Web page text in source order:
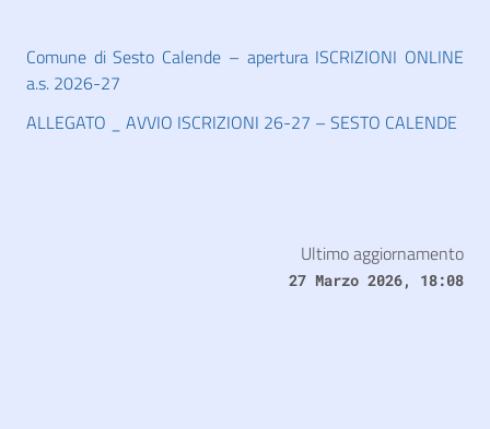
Comune di Sesto Calende – apertura ISCRIZIONI ONLINE
a.s. 2026-27
ALLEGATO _ AVVIO ISCRIZIONI 26-27 – SESTO CALENDE
Ultimo aggiornamento
27 Marzo 2026, 18:08